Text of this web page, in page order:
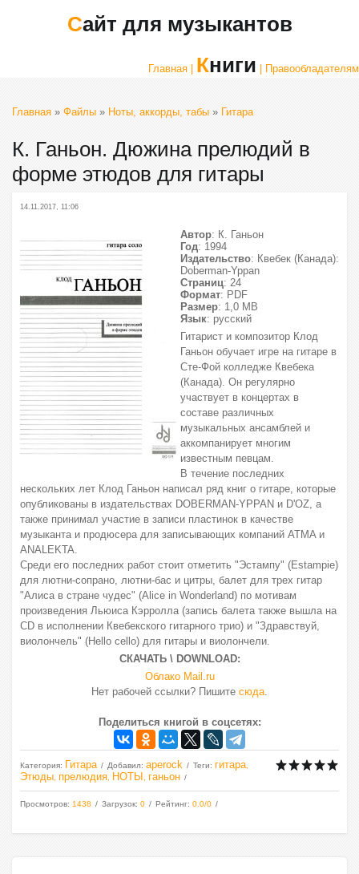
Сайт для музыкантов
Главная | Книги | Правообладателям
Главная » Файлы » Ноты, аккорды, табы » Гитара
К. Ганьон. Дюжина прелюдий в
форме этюдов для гитары
14.11.2017, 11:06
Автор: К. Ганьон
Год: 1994
Издательство: Квебек (Канада):
Doberman-Yppan
Страниц: 24
Формат: PDF
Размер: 1,0 МВ
Язык: русский
Гитарист и композитор Клод
Ганьон обучает игре на гитаре в
Сте-Фой колледже Квебека
(Канада). Он регулярно
участвует в концертах в
составе различных
музыкальных ансамблей и
аккомпанирует многим
известным певцам.
В течение последних
нескольких лет Клод Ганьон написал ряд книг о гитаре, которые
опубликованы в издательствах DOBERMAN-YPPAN и D'OZ, а
также принимал участие в записи пластинок в качестве
музыканта и продюсера для записывающих компаний ATMA и
ANALEKTA.
Среди его последних работ стоит отметить "Эстампу" (Estampie)
для лютни-сопрано, лютни-бас и цитры, балет для трех гитар
"Алиса в стране чудес" (Alice in Wonderland) по мотивам
произведения Льюиса Кэрролла (запись балета также вышла на
CD в исполнении Квебекского гитарного трио) и "Здравствуй,
виолончель" (Hello cello) для гитары и виолончели.
СКАЧАТЬ \ DOWNLOAD:
Облако Mail.ru
Нет рабочей ссылки? Пишите сюда.
Поделиться книгой в соцсетях:
Категория: Гитара Добавил: aperock Теги: гитара
Этюды прелюдия НОТЫ ганьон
Просмотров: 1438 Загрузок: 0 Рейтинг: 0.0/0